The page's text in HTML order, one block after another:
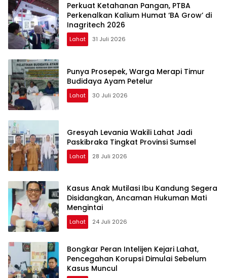
Perkuat Ketahanan Pangan, PTBA
Perkenalkan Kalium Humat ‘BA Grow’ di
Inagritech 2026
Lahat 31 Juli 2026
Punya Prosepek, Warga Merapi Timur
Budidaya Ayam Petelur
Lahat 30 Juli 2026
Gresyah Levania Wakili Lahat Jadi
Paskibraka Tingkat Provinsi Sumsel
Lahat 28 Juli 2026
Kasus Anak Mutilasi Ibu Kandung Segera
Disidangkan, Ancaman Hukuman Mati
Mengintai
Lahat 24 Juli 2026
Bongkar Peran Intelijen Kejari Lahat,
Pencegahan Korupsi Dimulai Sebelum
Kasus Muncul